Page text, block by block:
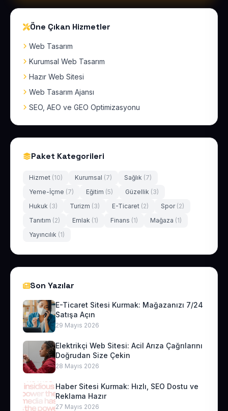
Öne Çıkan Hizmetler
Web Tasarım
Kurumsal Web Tasarım
Hazır Web Sitesi
Web Tasarım Ajansı
SEO, AEO ve GEO Optimizasyonu
Paket Kategorileri
Hizmet (10) Kurumsal (7) Sağlık (7)
Yeme-İçme (7) Eğitim (5) Güzellik (3)
Hukuk (3) Turizm (3) E-Ticaret (2) Spor (2)
Tanıtım (2) Emlak (1) Finans (1) Mağaza (1)
Yayıncılık (1)
Son Yazılar
E-Ticaret Sitesi Kurmak: Mağazanızı 7/24
Satışa Açın
29 Mayıs 2026
Elektrikçi Web Sitesi: Acil Arıza Çağrılarını
Doğrudan Size Çekin
28 Mayıs 2026
Haber Sitesi Kurmak: Hızlı, SEO Dostu ve
Reklama Hazır
27 Mayıs 2026